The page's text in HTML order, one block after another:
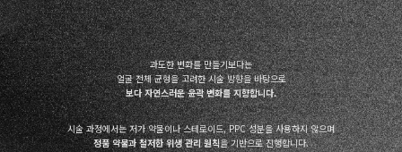
과도한 변화를 만들기보다는
얼굴 전체 균형을 고려한 시술 방향을 바탕으로
보다 자연스러운 윤곽 변화를 지향합니다.
시술 과정에서는 저가 약물이나 스테로이드, PPC 성분을 사용하지 않으며
정품 약물과 철저한 위생 관리 원칙을 기반으로 진행합니다.